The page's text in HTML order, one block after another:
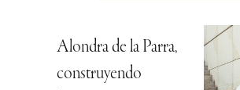
Alondra de la Parra,
construyendo